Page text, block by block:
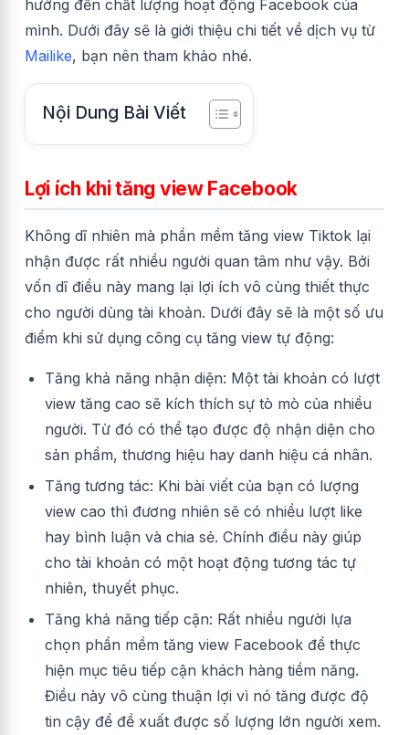
hưởng đến chất lượng hoạt động Facebook của
mình. Dưới đây sẽ là giới thiệu chi tiết về dịch vụ từ
Mailike, bạn nên tham khảo nhé.
Nội Dung Bài Viết
Lợi ích khi tăng view Facebook
Không dĩ nhiên mà phần mềm tăng view Tiktok lại
nhận được rất nhiều người quan tâm như vậy. Bởi
vốn dĩ điều này mang lại lợi ích vô cùng thiết thực
cho người dùng tài khoản. Dưới đây sẽ là một số ưu
điểm khi sử dụng công cụ tăng view tự động:
Tăng khả năng nhận diện: Một tài khoản có lượt
view tăng cao sẽ kích thích sự tò mò của nhiều
người. Từ đó có thể tạo được độ nhận diện cho
sản phẩm, thương hiệu hay danh hiệu cá nhân.
Tăng tương tác: Khi bài viết của bạn có lượng
view cao thì đương nhiên sẽ có nhiều lượt like
hay bình luận và chia sẻ. Chính điều này giúp
cho tài khoản có một hoạt động tương tác tự
nhiên, thuyết phục.
Tăng khả năng tiếp cận: Rất nhiều người lựa
chọn phần mềm tăng view Facebook để thực
hiện mục tiêu tiếp cận khách hàng tiềm năng.
Điều này vô cùng thuận lợi vì nó tăng được độ
tin cậy để đề xuất được số lượng lớn người xem.